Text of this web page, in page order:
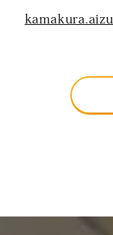
kamakura.aizu